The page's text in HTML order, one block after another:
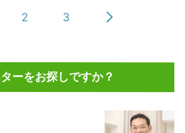
2 3
ーをお探しですか？